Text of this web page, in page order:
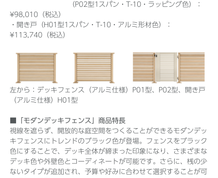
（P02型1スパン・T-10・ラッピング色）：
¥98,010（税込）
・開き戸（H01型1スパン・T-10・アルミ形材色）：
¥113,740（税込）
左から：デッキフェンス（アルミ仕様）P01型、P02型、開き戸
（アルミ仕様）H01型
■「モダンデッキフェンス」商品特長
視線を遮らず、開放的な庭空間をつくることができるモダンデッ
キフェンスにトレンドのブラック色が登場。フェンスをブラック
色にすることで、デッキ全体が締まった印象になり、さまざまな
デッキ色や外壁色とコーディネートが可能です。さらに、桟の少
ないタイプが追加され、予算や好みに合わせて選択することが可